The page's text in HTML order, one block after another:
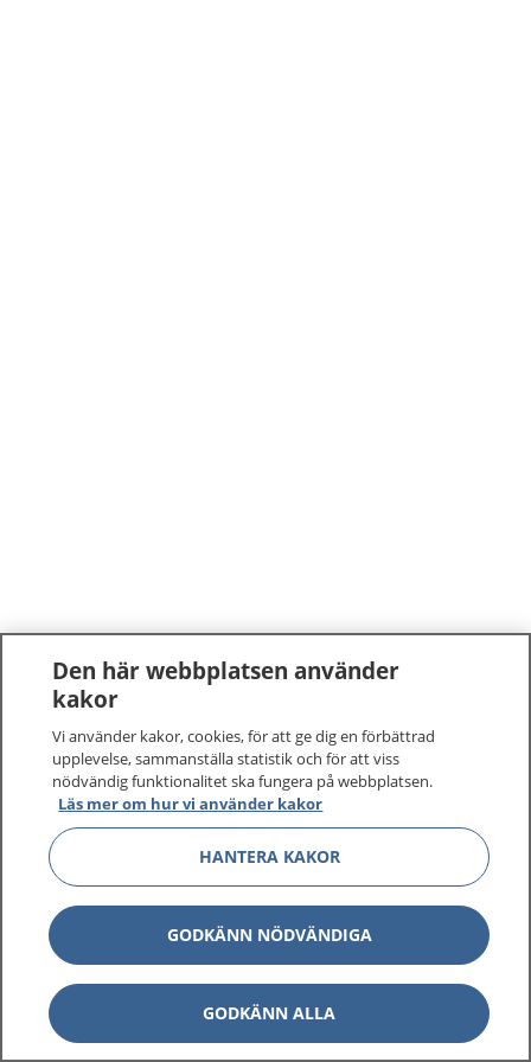
Den här webbplatsen använder
kakor
Vi använder kakor, cookies, för att ge dig en förbättrad
upplevelse, sammanställa statistik och för att viss
nödvändig funktionalitet ska fungera på webbplatsen.
Läs mer om hur vi använder kakor
HANTERA KAKOR
GODKÄNN NÖDVÄNDIGA
GODKÄNN ALLA